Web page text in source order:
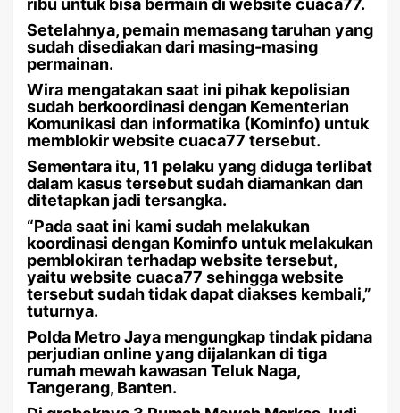
ribu untuk bisa bermain di website cuaca77.
Setelahnya, pemain memasang taruhan yang
sudah disediakan dari masing-masing
permainan.
Wira mengatakan saat ini pihak kepolisian
sudah berkoordinasi dengan Kementerian
Komunikasi dan informatika (Kominfo) untuk
memblokir website cuaca77 tersebut.
Sementara itu, 11 pelaku yang diduga terlibat
dalam kasus tersebut sudah diamankan dan
ditetapkan jadi tersangka.
“Pada saat ini kami sudah melakukan
koordinasi dengan Kominfo untuk melakukan
pemblokiran terhadap website tersebut,
yaitu website cuaca77 sehingga website
tersebut sudah tidak dapat diakses kembali,”
tuturnya.
Polda Metro Jaya mengungkap tindak pidana
perjudian online yang dijalankan di tiga
rumah mewah kawasan Teluk Naga,
Tangerang, Banten.